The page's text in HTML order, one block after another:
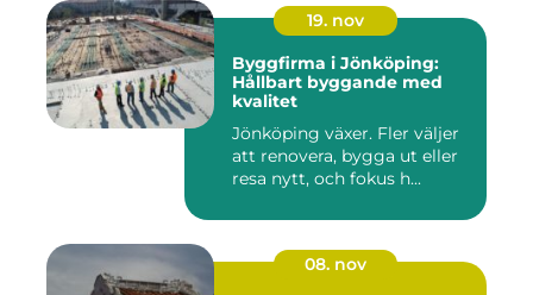
19. nov
Byggfirma i Jönköping:
Hållbart byggande med
kvalitet
Jönköping växer. Fler väljer
att renovera, bygga ut eller
resa nytt, och fokus h...
08. nov